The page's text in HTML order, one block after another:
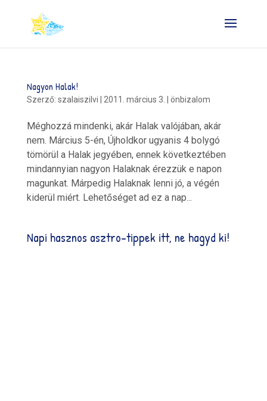
Nagyon Halak!
Szerző: szalaiszilvi 2011. március 3. önbizalom
Méghozzá mindenki, akár Halak valójában, akár
nem. Március 5-én, Újholdkor ugyanis 4 bolygó
tömörül a Halak jegyében, ennek következtében
mindannyian nagyon Halaknak érezzük e napon
magunkat. Márpedig Halaknak lenni jó, a végén
kiderül miért. Lehetőséget ad ez a nap...
Napi hasznos asztro-tippek itt, ne hagyd ki!